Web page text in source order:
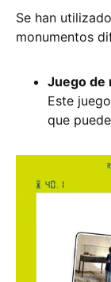
Se han
monumentos
Juego de
Este
que